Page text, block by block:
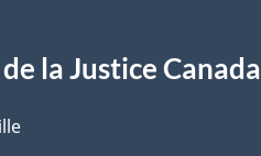
la Justice Canada